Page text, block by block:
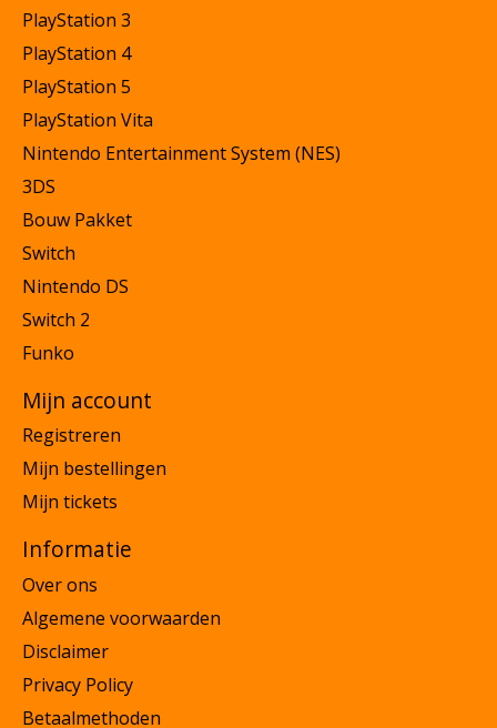
PlayStation 3
PlayStation 4
PlayStation 5
PlayStation Vita
Nintendo Entertainment System (NES)
3DS
Bouw Pakket
Switch
Nintendo DS
Switch 2
Funko
Mijn account
Registreren
Mijn bestellingen
Mijn tickets
Informatie
Over ons
Algemene voorwaarden
Disclaimer
Privacy Policy
Betaalmethoden